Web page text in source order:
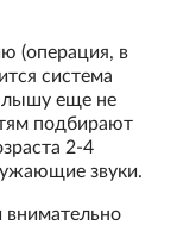
(операция, в
система
еще не
подбирают
2-4
звуки.
внимательно